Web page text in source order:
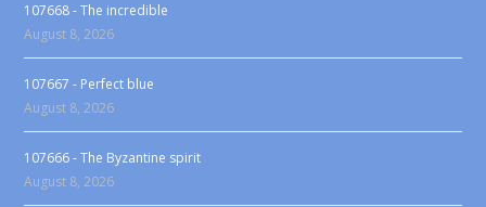
107668 - The incredible
August 8, 2026
107667 - Perfect blue
August 8, 2026
107666 - The Byzantine spirit
August 8, 2026